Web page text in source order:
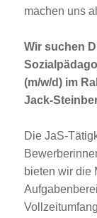
machen uns
Wir suchen
(m/w/d) im
Jack-
Die
bieten wir die